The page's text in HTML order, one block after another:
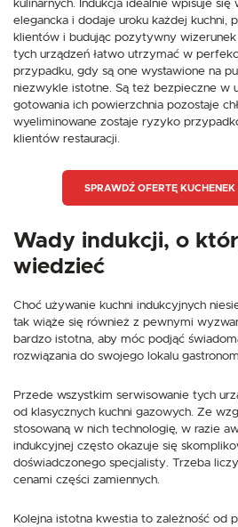
kulinarnych. Indukcja idealnie wpisuje
elegancka i dodaje uroku każdej kuchni,
klientów i budując pozytywny
tych urządzeń łatwo utrzymać w
przypadku, gdy są one wystawione na
niezwykle istotne. Są też bezpieczne w
gotowania ich powierzchnia pozostaje
wyeliminowane zostaje ryzyko
klientów restauracji.
SPRAWDŹ OFERTĘ KUCHENEK
Wady indukcji, o
wiedzieć
Choć używanie kuchni indukcyjnych
tak wiąże się również z pewnymi
bardzo istotna, aby móc podjąć
rozwiązania do swojego lokalu
Przede wszystkim serwisowanie tych
od klasycznych kuchni gazowych. Ze
stosowaną w nich technologię, w razie
indukcyjnej często okazuje się
doświadczonego specjalisty. Trzeba
cenami części zamiennych.
Kolejna istotna kwestia to zależność od